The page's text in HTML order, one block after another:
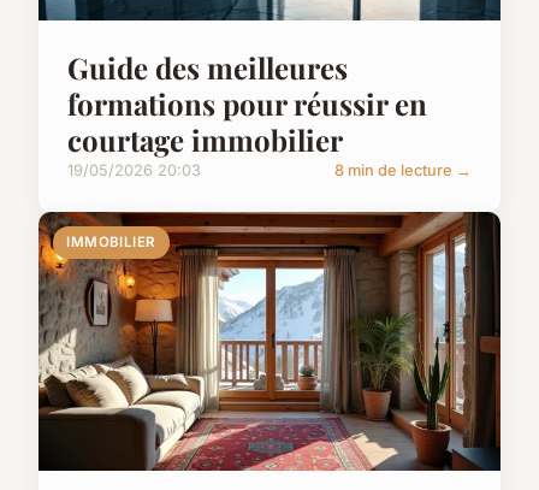
Guide des meilleures
formations pour réussir en
courtage immobilier
19/05/2026 20:03 8 min de lecture →
IMMOBILIER